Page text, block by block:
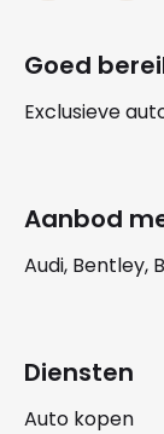
Goed
Exclusieve
Aanbod
Audi, Bentley,
Diensten
Auto kopen